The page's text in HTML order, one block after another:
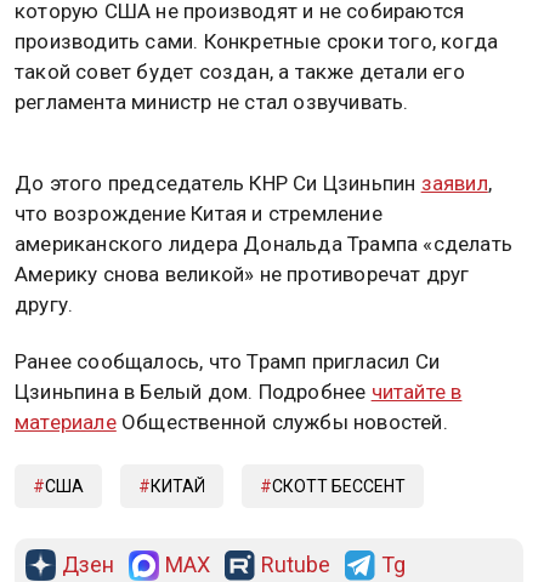
которую США не производят и не собираются
производить сами. Конкретные сроки того, когда
такой совет будет создан, а также детали его
регламента министр не стал озвучивать.
До этого председатель КНР Си Цзиньпин заявил,
что возрождение Китая и стремление
американского лидера Дональда Трампа «сделать
Америку снова великой» не противоречат друг
другу.
Ранее сообщалось, что Трамп пригласил Си
Цзиньпина в Белый дом. Подробнее читайте в
материалеОбщественной службы новостей.
США КИТАЙ СКОТТ БЕССЕНТ
Дзен MAX Rutube Tg